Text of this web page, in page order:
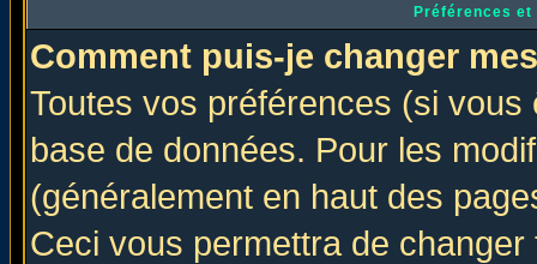
Préférences
Comment puis-je changer
Toutes vos préférences (si
base de données. Pour les
(généralement en haut des
Ceci vous permettra de